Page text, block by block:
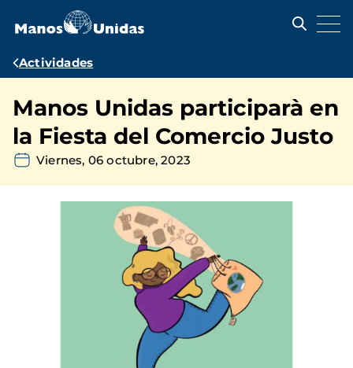
contenido
Ruta
navegación
Actividades
Manos Unidas participarà en
la Fiesta del Comercio Justo
Viernes, 06 octubre, 2023